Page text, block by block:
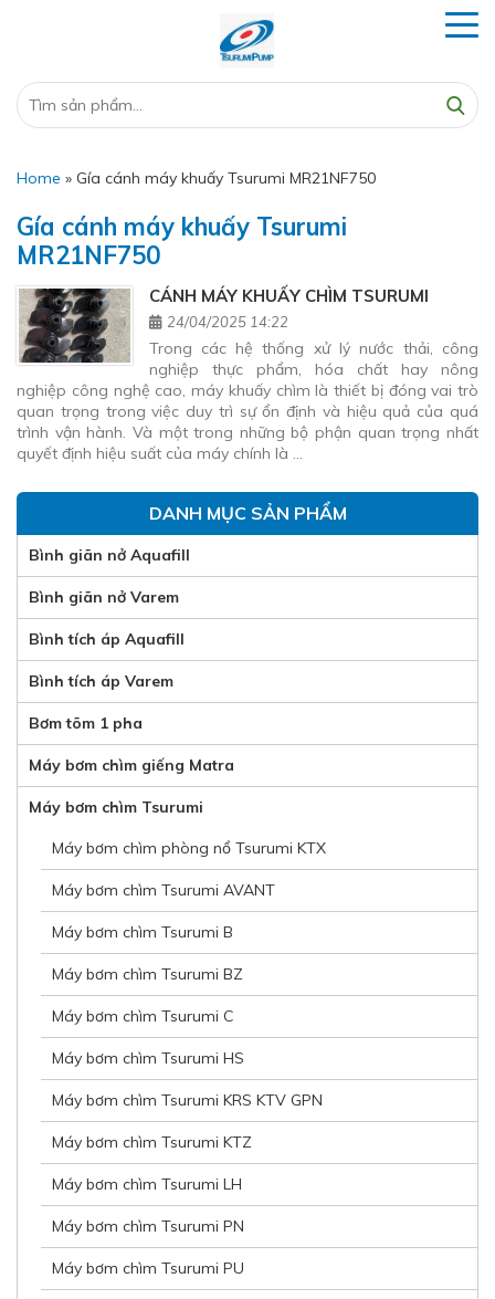
Home » Gía cánh máy khuấy Tsurumi MR21NF750
Gía cánh máy khuấy Tsurumi
MR21NF750
CÁNH MÁY KHUẤY CHÌM TSURUMI
24/04/2025 14:22
Trong các hệ thống xử lý nước thải, công
nghiệp thực phẩm, hóa chất hay nông
nghiệp công nghệ cao, máy khuấy chìm là thiết bị đóng vai trò
quan trọng trong việc duy trì sự ổn định và hiệu quả của quá
trình vận hành. Và một trong những bộ phận quan trọng nhất
quyết định hiệu suất của máy chính là …
DANH MỤC SẢN PHẨM
Bình giãn nở Aquafill
Bình giãn nở Varem
Bình tích áp Aquafill
Bình tích áp Varem
Bơm tõm 1 pha
Máy bơm chìm giếng Matra
Máy bơm chìm Tsurumi
Máy bơm chìm phòng nổ Tsurumi KTX
Máy bơm chìm Tsurumi AVANT
Máy bơm chìm Tsurumi B
Máy bơm chìm Tsurumi BZ
Máy bơm chìm Tsurumi C
Máy bơm chìm Tsurumi HS
Máy bơm chìm Tsurumi KRS KTV GPN
Máy bơm chìm Tsurumi KTZ
Máy bơm chìm Tsurumi LH
Máy bơm chìm Tsurumi PN
Máy bơm chìm Tsurumi PU